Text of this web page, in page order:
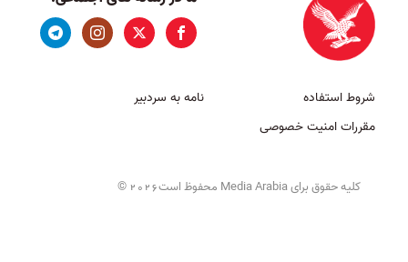
شروط استفاده
مقررات امنیت خصوصی
نامه به سردبیر
کلیه حقوق برای Media Arabia محفوظ است 2026
©